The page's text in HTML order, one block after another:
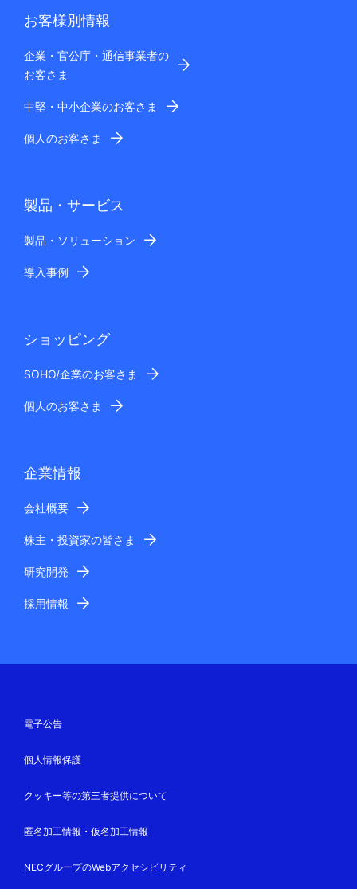
お客様別情報
企業・官公庁・通信事業者の
お客さま
中堅・中小企業のお客さま
個人のお客さま
製品・サービス
製品・ソリューション
導入事例
ショッピング
SOHO/企業のお客さま
個人のお客さま
企業情報
会社概要
株主・投資家の皆さま
研究開発
採用情報
電子公告
個人情報保護
クッキー等の第三者提供について
匿名加工情報・仮名加工情報
NECグループのWebアクセシビリティ